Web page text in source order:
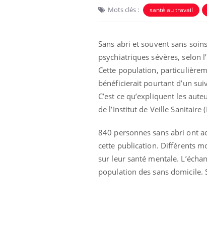
Mots clés : santé au travail
Sans abri et souvent sans
psychiatriques sévères, selon
Cette population,
bénéficierait pourtant d’un
C’est ce qu’expliquent les
de l’Institut de Veille Sanitaire
840 personnes sans abri ont
cette publication. Différents
sur leur santé mentale.
population des sans domicile.